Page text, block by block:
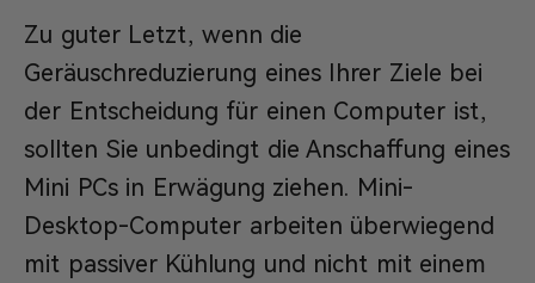
Zu guter Letzt, wenn die
Geräuschreduzierung eines Ihrer Ziele bei
der Entscheidung für einen Computer ist,
sollten Sie unbedingt die Anschaffung eines
Mini PCs in Erwägung ziehen. Mini-
Desktop-Computer arbeiten überwiegend
mit passiver Kühlung und nicht mit einem